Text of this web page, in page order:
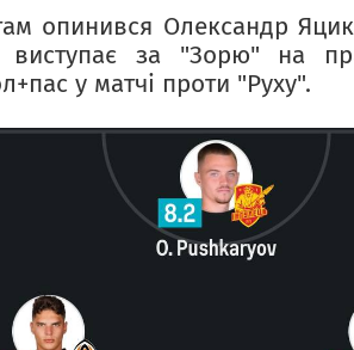
опинився Олександр
виступає за "Зорю" на
у матчі проти "Руху".